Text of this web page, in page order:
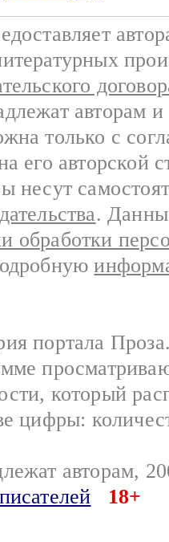
авторам
только с
его авторской
несут
.
обработки
портала
который
цифры:
авторам,
18+